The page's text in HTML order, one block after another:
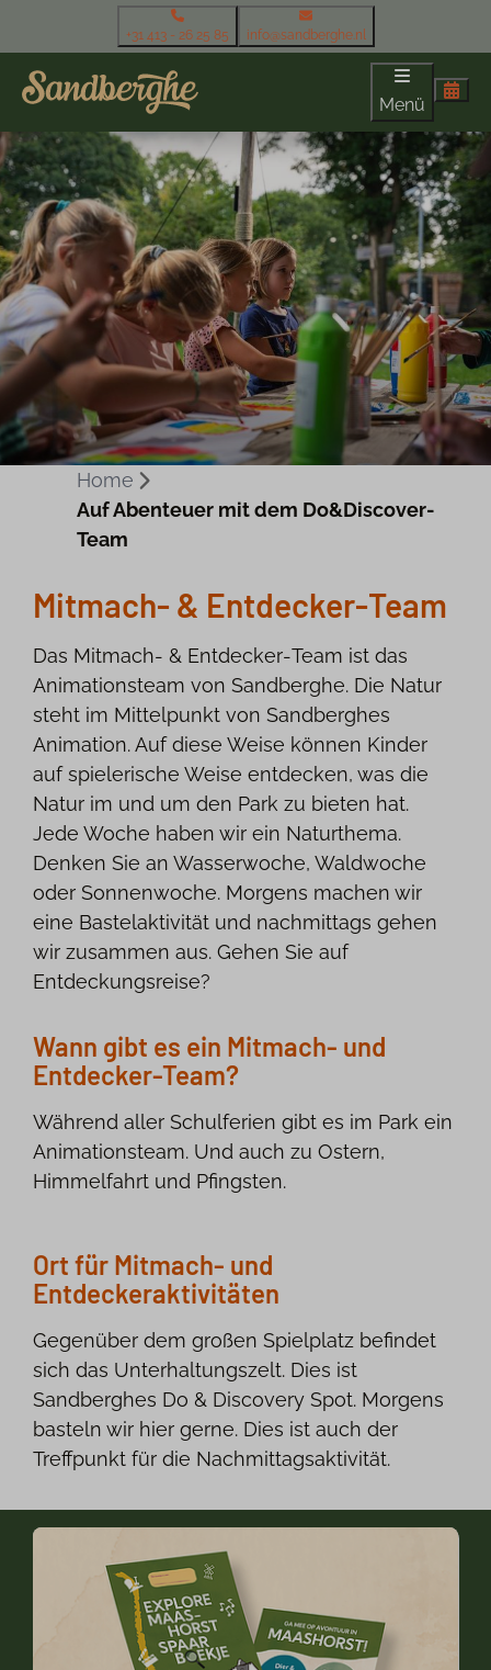
+31 413 - 26 25 85 info@sandberghe.nl
Menü
Home
Auf Abenteuer mit dem Do&Discover-
Team
Mitmach‑ & Entdecker‑Team
Das Mitmach‑ & Entdecker‑Team ist das
Animationsteam von Sandberghe. Die Natur
steht im Mittelpunkt von Sandberghes
Animation. Auf diese Weise können Kinder
auf spielerische Weise entdecken, was die
Natur im und um den Park zu bieten hat.
Jede Woche haben wir ein Naturthema.
Denken Sie an Wasserwoche, Waldwoche
oder Sonnenwoche. Morgens machen wir
eine Bastelaktivität und nachmittags gehen
wir zusammen aus. Gehen Sie auf
Entdeckungsreise?
Wann gibt es ein Mitmach‑ und
Entdecker-Team?
Während aller Schulferien gibt es im Park ein
Animationsteam. Und auch zu Ostern,
Himmelfahrt und Pfingsten.
Ort für Mitmach‑ und
Entdeckeraktivitäten
Gegenüber dem großen Spielplatz befindet
sich das Unterhaltungszelt. Dies ist
Sandberghes Do & Discovery Spot. Morgens
basteln wir hier gerne. Dies ist auch der
Treffpunkt für die Nachmittagsaktivität.